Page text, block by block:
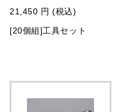
21,450 円 (税込)
[20個組]工具セット